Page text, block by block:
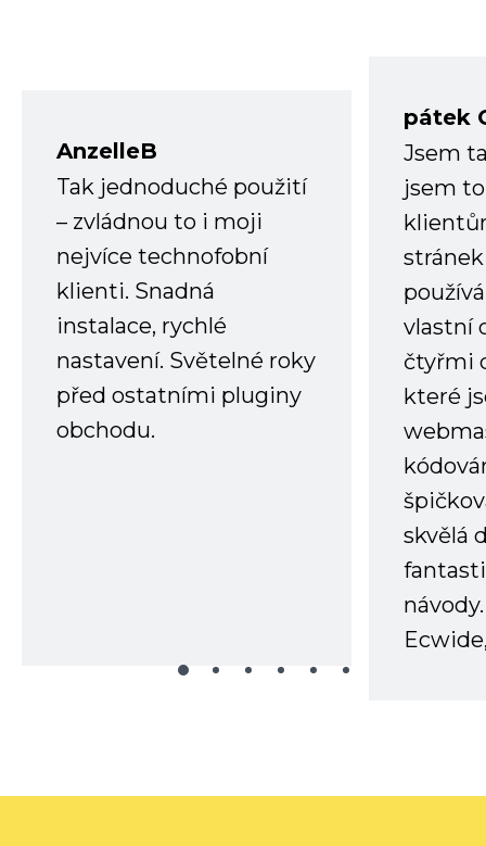
AnzelleB
Tak jednoduché použití
– zvládnou to i moji
nejvíce technofobní
klienti. Snadná
instalace, rychlé
nastavení. Světelné roky
před ostatními pluginy
obchodu.
pátek
Jsem
jsem
vlastní
čtyřmi
které
skvělá